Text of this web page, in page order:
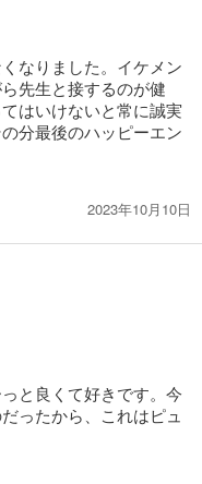
なりました。イケメン
先生と接するのが健
はいけないと常に誠実
分最後のハッピーエン
2023年10月10日
と良くて好きです。今
ったから、これはピュ